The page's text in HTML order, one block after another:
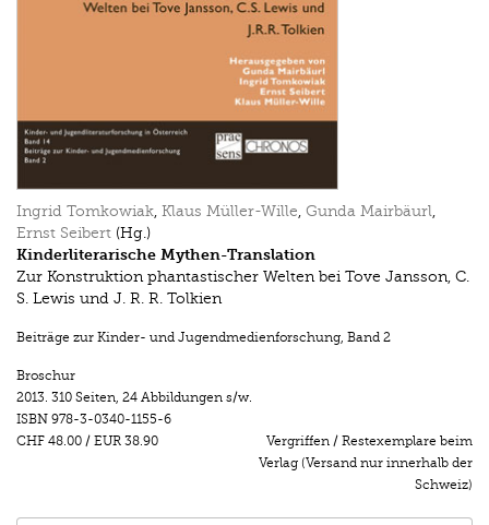
Ingrid Tomkowiak Klaus Müller-Wille Gunda Mairbäurl
Ernst Seibert (Hg.)
Kinderliterarische Mythen-Translation
Zur Konstruktion phantastischer Welten bei Tove Jansson, C.
S. Lewis und J. R. R. Tolkien
Beiträge zur Kinder- und Jugendmedienforschung, Band 2
Broschur
2013. 310 Seiten, 24 Abbildungen s/w.
ISBN 978-3-0340-1155-6
CHF 48.00 / EUR 38.90
Vergriffen / Restexemplare beim
Verlag (Versand nur innerhalb der
Schweiz)